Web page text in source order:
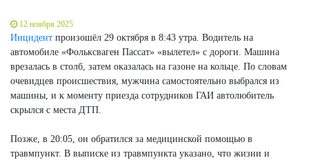
12 ноября 2025
Инцидент произошёл 29 октября в 8:43 утра. Водитель на
автомобиле «Фольксваген Пассат» «вылетел» с дороги. Машина
врезалась в столб, затем оказалась на газоне на кольце. По словам
очевидцев происшествия, мужчина самостоятельно выбрался из
машины, и к моменту приезда сотрудников ГАИ автолюбитель
скрылся с места ДТП.
Позже, в 20:05, он обратился за медицинской помощью в
травмпункт. В выписке из травмпункта указано, что жизни и